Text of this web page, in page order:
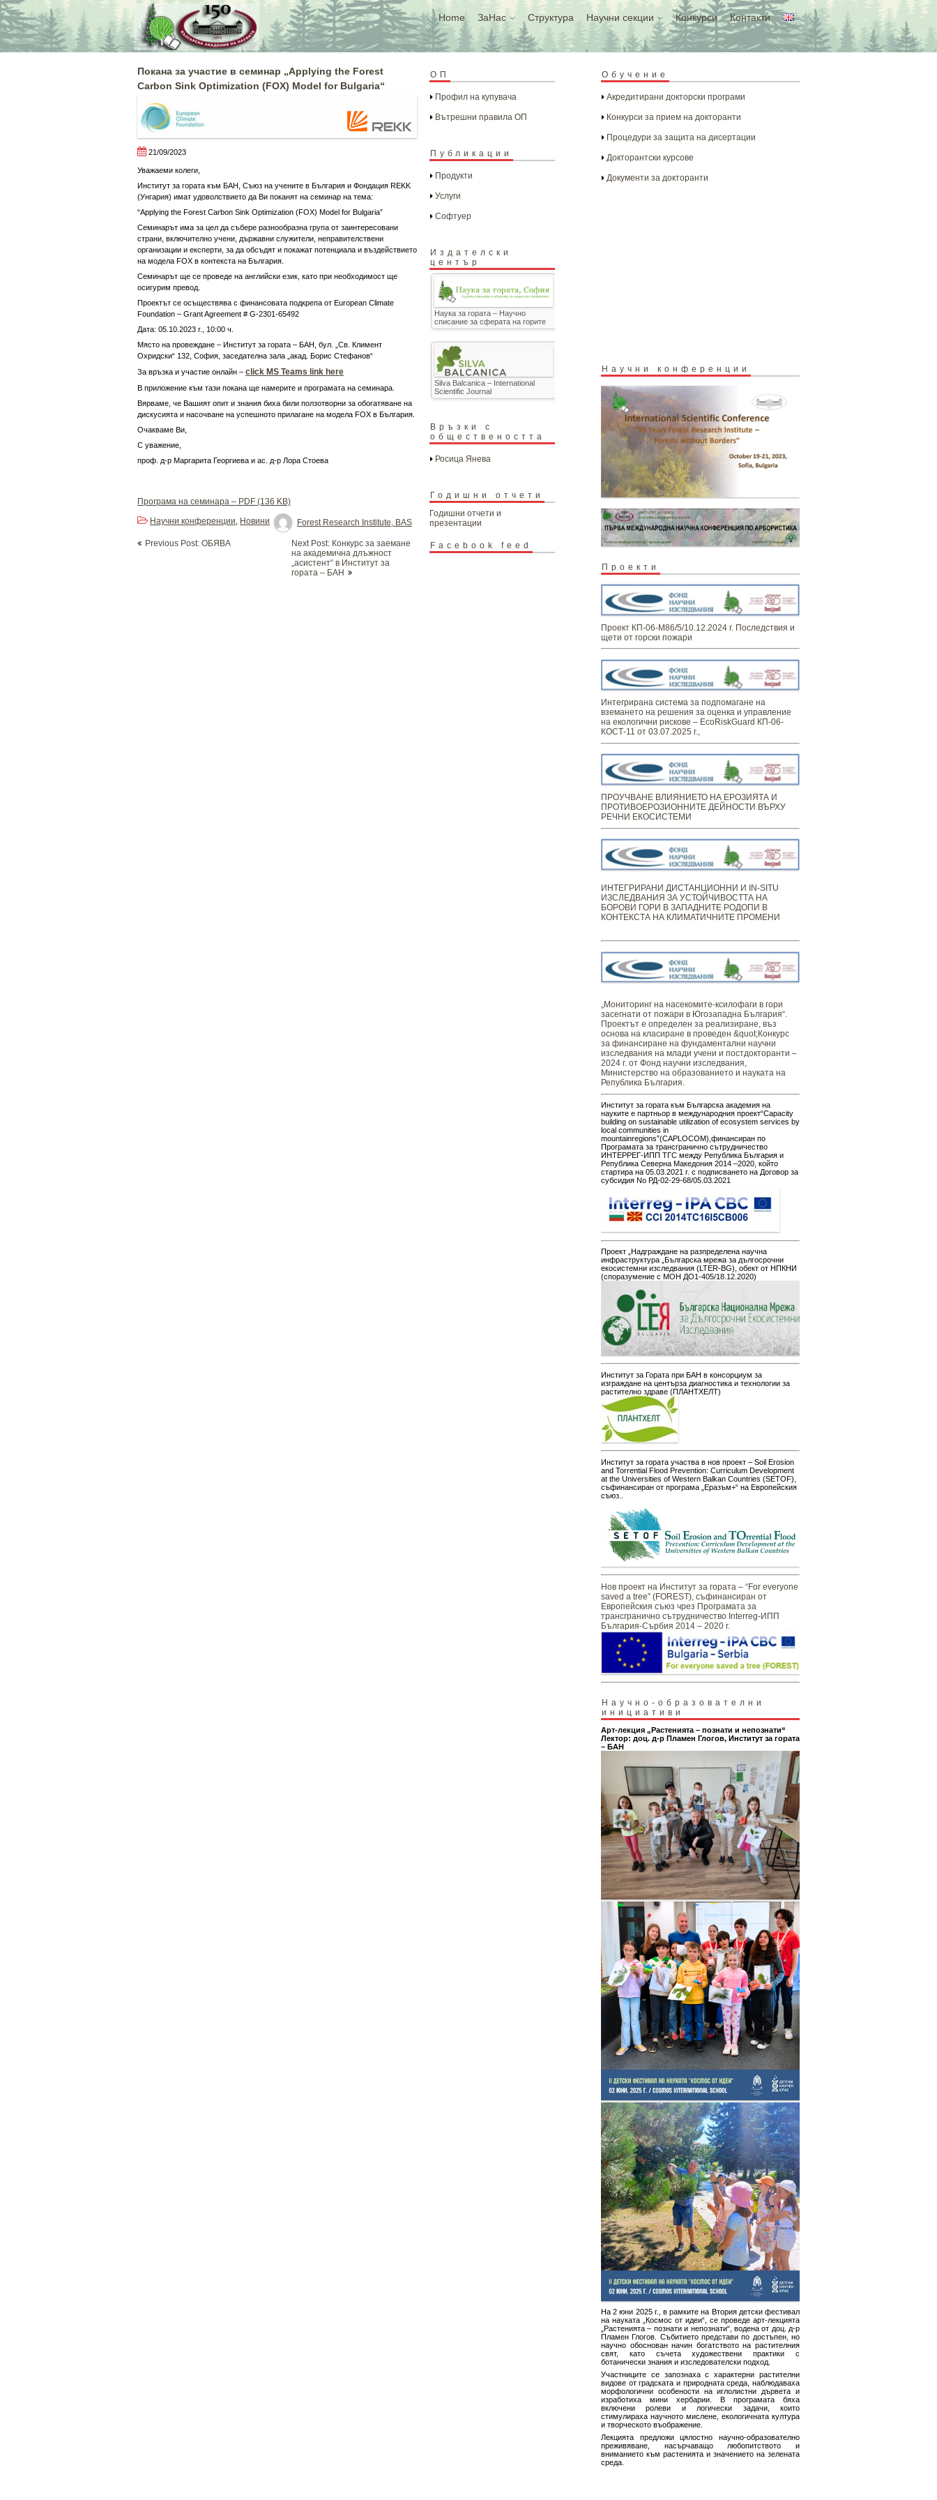
Skip
to
content
Home ЗаНас Структура Научни секции Конкурси Контакти
Покана за участие в семинар „Applying the Forest
Carbon Sink Optimization (FOX) Model for Bulgaria“
21/09/2023
Уважаеми колеги,
Институт за гората към БАН, Съюз на учените в България и Фондация REKK
(Унгария) имат удоволствието да Ви поканят на семинар на тема:
“Applying the Forest Carbon Sink Optimization (FOX) Model for Bulgaria”
Семинарът има за цел да събере разнообразна група от заинтересовани
страни, включително учени, държавни служители, неправителствени
организации и експерти, за да обсъдят и покажат потенциала и въздействието
на модела FOX в контекста на България.
Семинарът ще се проведе на английски език, като при необходимост ще
осигурим превод.
Проектът се осъществява с финансовата подкрепа от European Climate
Foundation – Grant Agreement # G-2301-65492
Дата: 05.10.2023 г., 10:00 ч.
Място на провеждане – Институт за гората – БАН, бул. „Св. Климент
Охридски“ 132, София, заседателна зала „акад. Борис Стефанов“
За връзка и участие онлайн – click MS Teams link here
В приложение към тази покана ще намерите и програмата на семинара.
Вярваме, че Вашият опит и знания биха били ползотворни за обогатяване на
дискусията и насочване на успешното прилагане на модела FOX в България.
Очакваме Ви,
С уважение,
проф. д-р Маргарита Георгиева и ас. д-р Лора Стоева
Програма на семинара – PDF (136 KB)
Forest Research Institute, BAS
Научни конференции Новини
navigation
Previous Post: OБЯВА
Next Post: Конкурс за заемане
на академична длъжност
„асистент“ в Институт за
гората – БАН
ОП
Профил на купувача
Вътрешни правила ОП
Публикации
Продукти
Услуги
Софтуер
Издателски
център
Наука за гората – Научно
списание за сферата на горите
Silva Balcanica – International
Scientific Journal
Връзки с
обществеността
Росица Янева
Годишни отчети
Годишни отчети и
презентации
Facebook feed
Обучение
Акредитирани докторски програми
Конкурси за прием на докторанти
Процедури за защита на дисертации
Докторантски курсове
Документи за докторанти
Научни конференции
Проекти
Проект КП-06-М86/5/10.12.2024 г. Последствия и
щети от горски пожари
Интегрирана система за подпомагане на
вземането на решения за оценка и управление
на екологични рискове – EcoRiskGuard КП-06-
КОСТ-11 от 03.07.2025 г.,
ПРОУЧВАНЕ ВЛИЯНИЕТО НА ЕРОЗИЯТА И
ПРОТИВОЕРОЗИОННИТЕ ДЕЙНОСТИ ВЪРХУ
РЕЧНИ ЕКОСИСТЕМИ
ИНТЕГРИРАНИ ДИСТАНЦИОННИ И IN-SITU
ИЗСЛЕДВАНИЯ ЗА УСТОЙЧИВОСТТА НА
БОРОВИ ГОРИ В ЗАПАДНИТЕ РОДОПИ В
КОНТЕКСТА НА КЛИМАТИЧНИТЕ ПРОМЕНИ
„Мониторинг ​​​на ​​насекомите-ксилофаги в гори
засегнати от пожари в Югозападна България“.
Проектът е определен за реализиране, въз
основа на класиране в проведен &quot;Конкурс
за финансиране на фундаментални научни
изследвания на млади учени и постдокторанти –
2024 г. от Фонд научни изследвания,
Министерство на образованието и науката на
Република България.
Институт за гората към Българска академия на
науките е партньор в международния проект“Capacity
building on sustainable utilization of ecosystem services by
local communities in
mountainregions”(CAPLOCOM),финансиран по
Програмата за трансгранично сътрудничество
ИНТЕРРЕГ-ИПП ТГС между Република България и
Република Северна Македония 2014 –2020, който
стартира на 05.03.2021 г. с подписването на Договор за
субсидия No РД-02-29-68/05.03.2021
Проект „Надграждане на разпределена научна
инфраструктура „Българска мрежа за дългосрочни
екосистемни изследвания (LTER-BG), обект от НПКНИ
(споразумение с МОН ДО1-405/18.12.2020)
Институт за Гората при БАН в консорциум за
изграждане на центърза диагностика и технологии за
растително здраве (ПЛАНТХЕЛТ)
Институт за гората участва в нов проект – Soil Erosion
and Torrential Flood Prevention: Curriculum Development
at the Universities of Western Balkan Countries (SETOF),
съфинансиран от програма „Еразъм+“ на Европейския
съюз..
Нов проект на Институт за гората – “For everyone
saved a tree” (FOREST), съфинансиран от
Европейския съюз чрез Програмата за
трансгранично сътрудничество Interreg-ИПП
България-Сърбия 2014 – 2020 г.
Научно-образователни
инициативи
Арт-лекция „Растенията – познати и непознати“
Лектор: доц. д-р Пламен Глогов, Институт за гората
– БАН
На 2 юни 2025 г., в рамките на Втория детски фестивал
на науката „Космос от идеи“, се проведе арт-лекцията
„Растенията – познати и непознати“, водена от доц. д-р
Пламен Глогов. Събитието представи по достъпен, но
научно обоснован начин богатството на растителния
свят, като съчета художествени практики с
ботанически знания и изследователски подход.
Участниците се запознаха с характерни растителни
видове от градската и природната среда, наблюдаваха
морфологични особености на иглолистни дървета и
изработиха мини хербарии. В програмата бяха
включени ролеви и логически задачи, които
стимулираха научното мислене, екологичната култура
и творческото въображение.
Лекцията предложи цялостно научно-образователно
преживяване, насърчаващо любопитството и
вниманието към растенията и значението на зелената
среда.